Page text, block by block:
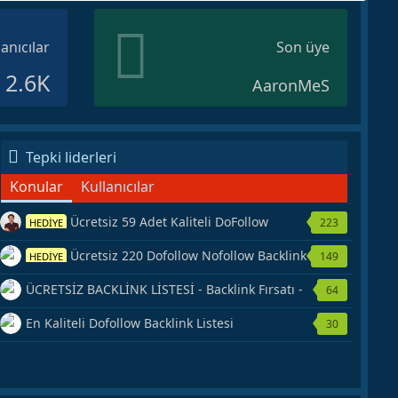
2.6K
Son üye
AaronMeS
Tepki liderleri
Konular
Kullanıcılar
HEDİYE Ücretsiz 59 Adet Kaliteli DoFollow
Backlink Kaynağı Veriyorum.
223
HEDİYE Ücretsiz 220 Dofollow Nofollow Backlink
Veriyorum
149
ÜCRETSİZ BACKLİNK LİSTESİ - Backlink Fırsatı -
Hemen Yetiş!
64
En Kaliteli Dofollow Backlink Listesi 30